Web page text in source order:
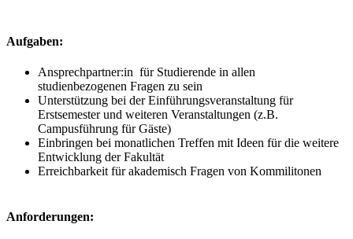
Aufgaben:
Ansprechpartner:in für Studierende in allen
studienbezogenen Fragen zu sein
Unterstützung bei der Einführungsveranstaltung für
Erstsemester und weiteren Veranstaltungen (z.B.
Campusführung für Gäste)
Einbringen bei monatlichen Treffen mit Ideen für die weitere
Entwicklung der Fakultät
Erreichbarkeit für akademisch Fragen von Kommilitonen
Anforderungen: